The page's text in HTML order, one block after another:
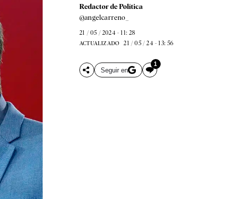
Redactor de Política
@angelcarreno_
21 / 05 / 2024 - 11: 28
ACTUALIZADO 21 / 05 / 24 - 13: 56
Seguir en
1